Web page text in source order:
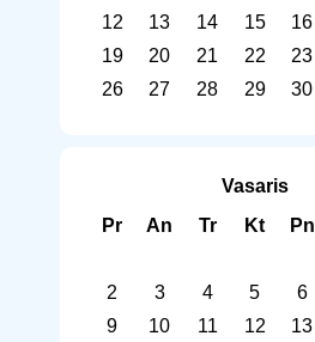
12
13 14 15 16
19
20 21 22 23
26
27 28 29 30
Vasaris
Pr
An Tr Kt Pn
2
3 4 5 6
9
10 11 12 13